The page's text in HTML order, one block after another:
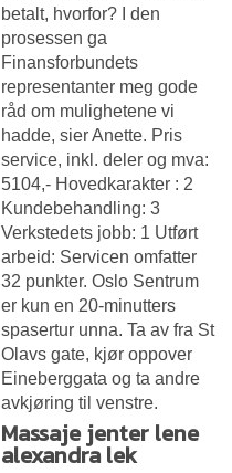
betalt, hvorfor? I den
prosessen ga
Finansforbundets
representanter meg gode
råd om mulighetene vi
hadde, sier Anette. Pris
service, inkl. deler og mva:
5104,- Hovedkarakter : 2
Kundebehandling: 3
Verkstedets jobb: 1 Utført
arbeid: Servicen omfatter
32 punkter. Oslo Sentrum
er kun en 20-minutters
spasertur unna. Ta av fra St
Olavs gate, kjør oppover
Eineberggata og ta andre
avkjøring til venstre.
Massaje jenter lene
alexandra lek